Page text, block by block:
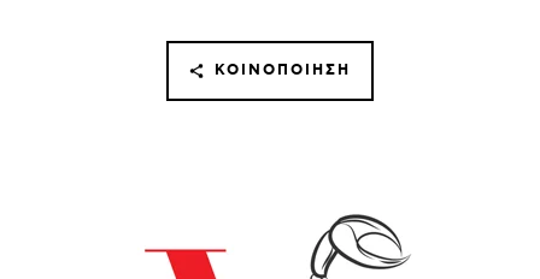
ΚΟΙΝΟΠΟΊΗΣΗ